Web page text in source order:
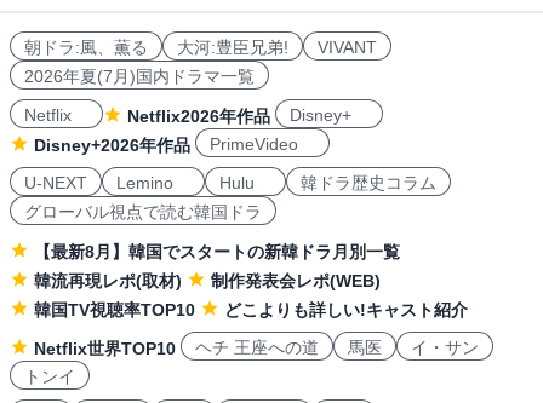
朝ドラ:風、薫る 大河:豊臣兄弟!
VIVANT
2026年夏(7月)国内ドラマ一覧
Netflix
Netflix2026年作品
Disney+
Disney+2026年作品
PrimeVideo
U-NEXT
Lemino Hulu
韓ドラ歴史コラム
グローバル視点で読む韓国ドラ
【最新8月】韓国でスタートの新韓ドラ月別一覧
韓流再現レポ(取材)
制作発表会レポ(WEB)
韓国TV視聴率TOP10
どこよりも詳しい!キャスト紹介
Netflix世界TOP10
ヘチ 王座への道 馬医
イ・サン
トンイ